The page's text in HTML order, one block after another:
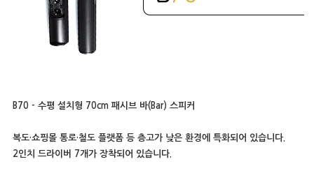
B70 - 수평 설치형 70cm 패시브 바(Bar) 스피커
복도·쇼핑몰 통로·철도 플랫폼 등 층고가 낮은 환경에 특화되어 있습니다.
2인치 드라이버 7개가 장착되어 있습니다.